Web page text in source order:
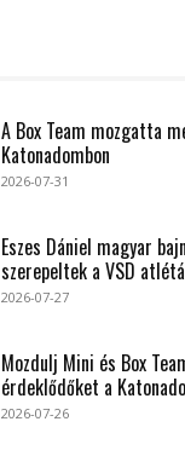
A Box Team mozgatta
Katonadombon
2026-07-31
Eszes Dániel magyar
szerepeltek a VSD
2026-07-27
Mozdulj Mini és Box
érdeklődőket a
2026-07-26